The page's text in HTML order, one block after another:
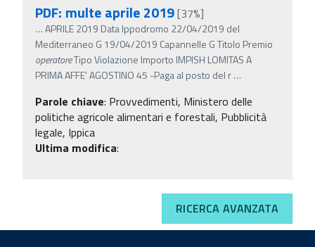
PDF: multe aprile 2019[37%]
…APRILE 2019 Data Ippodromo 22/04/2019 del
Mediterraneo G 19/04/2019 Capannelle G Titolo Premio
operatoreTipo Violazione Importo IMPISH LOMITAS A
PRIMA AFFE' AGOSTINO 45 -Paga al posto del r…
Parole chiave: Provvedimenti, Ministero delle
politiche agricole alimentari e forestali, Pubblicità
legale, Ippica
Ultima modifica:
RICERCA AVANZATA